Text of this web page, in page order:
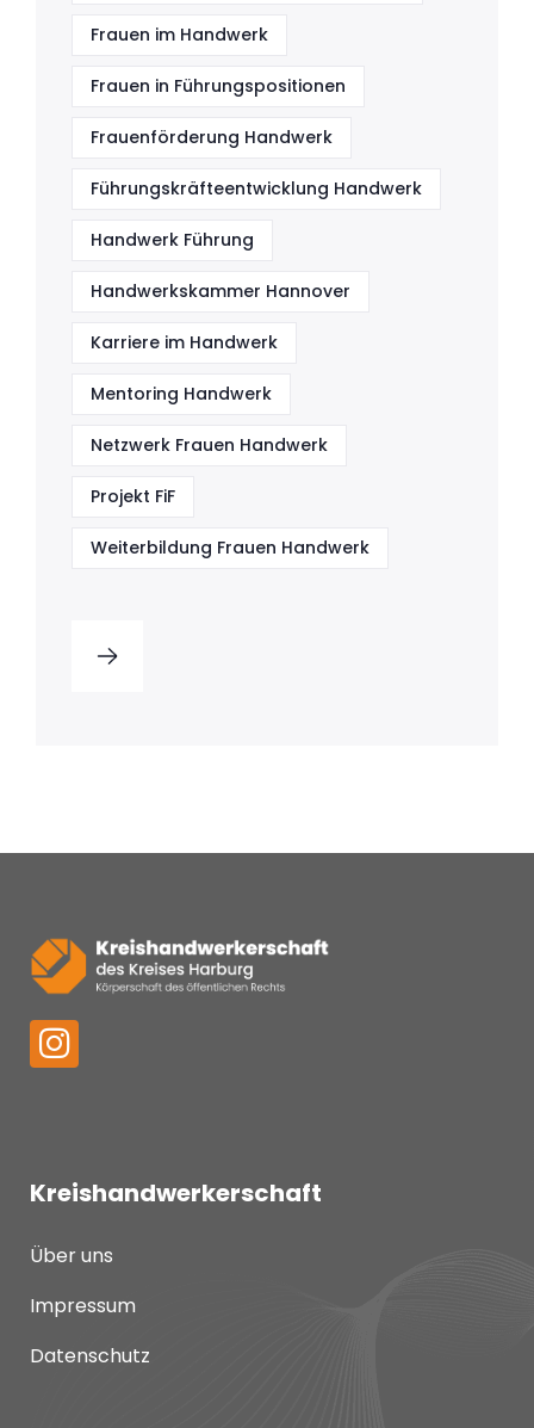
Frauen im Handwerk
Frauen in Führungspositionen
Frauenförderung Handwerk
Führungskräfteentwicklung Handwerk
Handwerk Führung
Handwerkskammer Hannover
Karriere im Handwerk
Mentoring Handwerk
Netzwerk Frauen Handwerk
Projekt FiF
Weiterbildung Frauen Handwerk
Kreishandwerkerschaft
Über uns
Impressum
Datenschutz